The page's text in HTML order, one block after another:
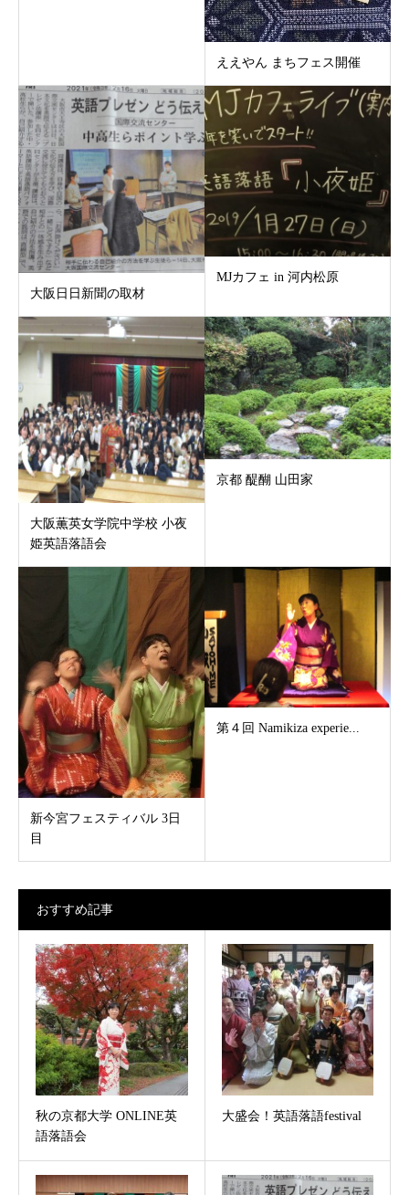
ええやん まちフェス開催
大阪日日新聞の取材
MJカフェ in 河内松原
大阪薫英女学院中学校 小夜
姫英語落語会
京都 醍醐 山田家
新今宮フェスティバル 3日
目
第４回 Namikiza experie...
おすすめ記事
秋の京都大学 ONLINE英
語落語会
大盛会！英語落語festival